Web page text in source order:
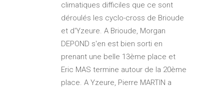
climatiques difficiles que ce sont
déroulés les cyclo-cross de Brioude
et d'Yzeure. A Brioude, Morgan
DEPOND s'en est bien sorti en
prenant une belle 13ème place et
Eric MAS termine autour de la 20ème
place. A Yzeure, Pierre MARTIN a